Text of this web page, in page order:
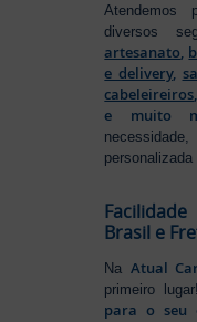
Atendemos
diversos
artesanato,
e delivery,
cabeleireiros,
e muito
Brasil e
Na Atual
primeiro
para o seu